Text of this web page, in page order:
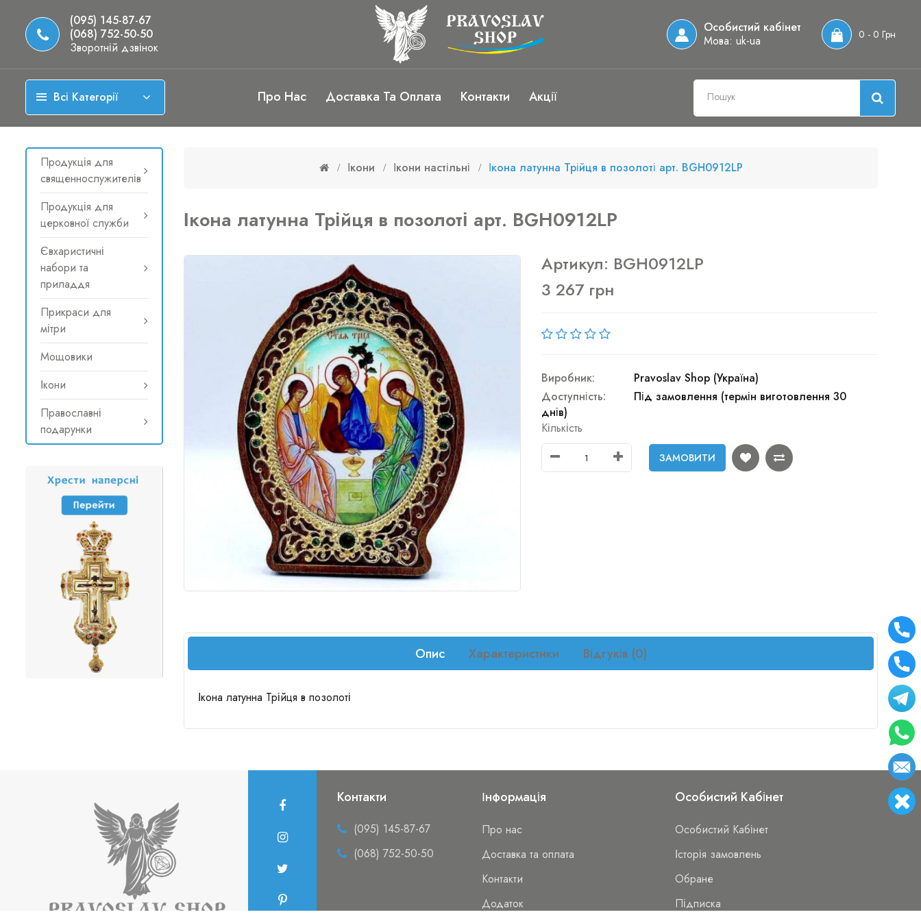
(095) 145-87-67
(068) 752-50-50
Зворотній дзвінок
Особистий кабінет
Мова: uk-ua 0 - 0 Грн
Всі Категорії Про Нас Доставка Та Оплата Контакти Акції
Продукція для
священнослужителів
Продукція для
церковної служби
Євхаристичні
набори та
приладдя
Прикраси для
мітри
Мощовики
Ікони
Православні
подарунки
Ікони Ікони настільні Ікона латунна Трійця в позолоті арт. BGH0912LP
Ікона латунна Трійця в позолоті арт. BGH0912LP
Артикул: BGH0912LP
3 267 грн
Виробник:
Pravoslav Shop (Україна)
Доступність:
Під замовлення (термін виготовлення 30
днів)
Кількість
ЗАМОВИТИ
Опис Характеристики Відгуків (0)
Ікона латунна Трійця в позолоті
Контакти
(095) 145-87-67
(068) 752-50-50
Інформація
Про нас
Доставка та оплата
Контакти
Додаток
Особистий Кабінет
Особистий Кабінет
Історія замовлень
Обране
Підписка